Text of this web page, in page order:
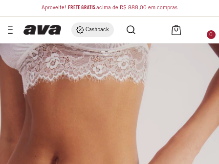
Aproveite! FRETE GRÁTISacima de R$ 888,00 em compras
Cashback
0